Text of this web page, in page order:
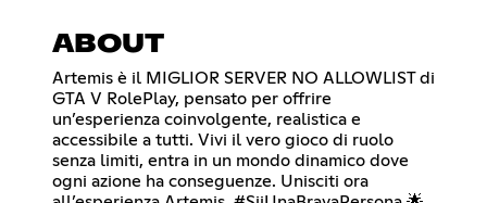
ABOUT
Artemis è il MIGLIOR SERVER NO ALLOWLIST di
GTA V RolePlay, pensato per offrire
un’esperienza coinvolgente, realistica e
accessibile a tutti. Vivi il vero gioco di ruolo
senza limiti, entra in un mondo dinamico dove
ogni azione ha conseguenze. Unisciti ora